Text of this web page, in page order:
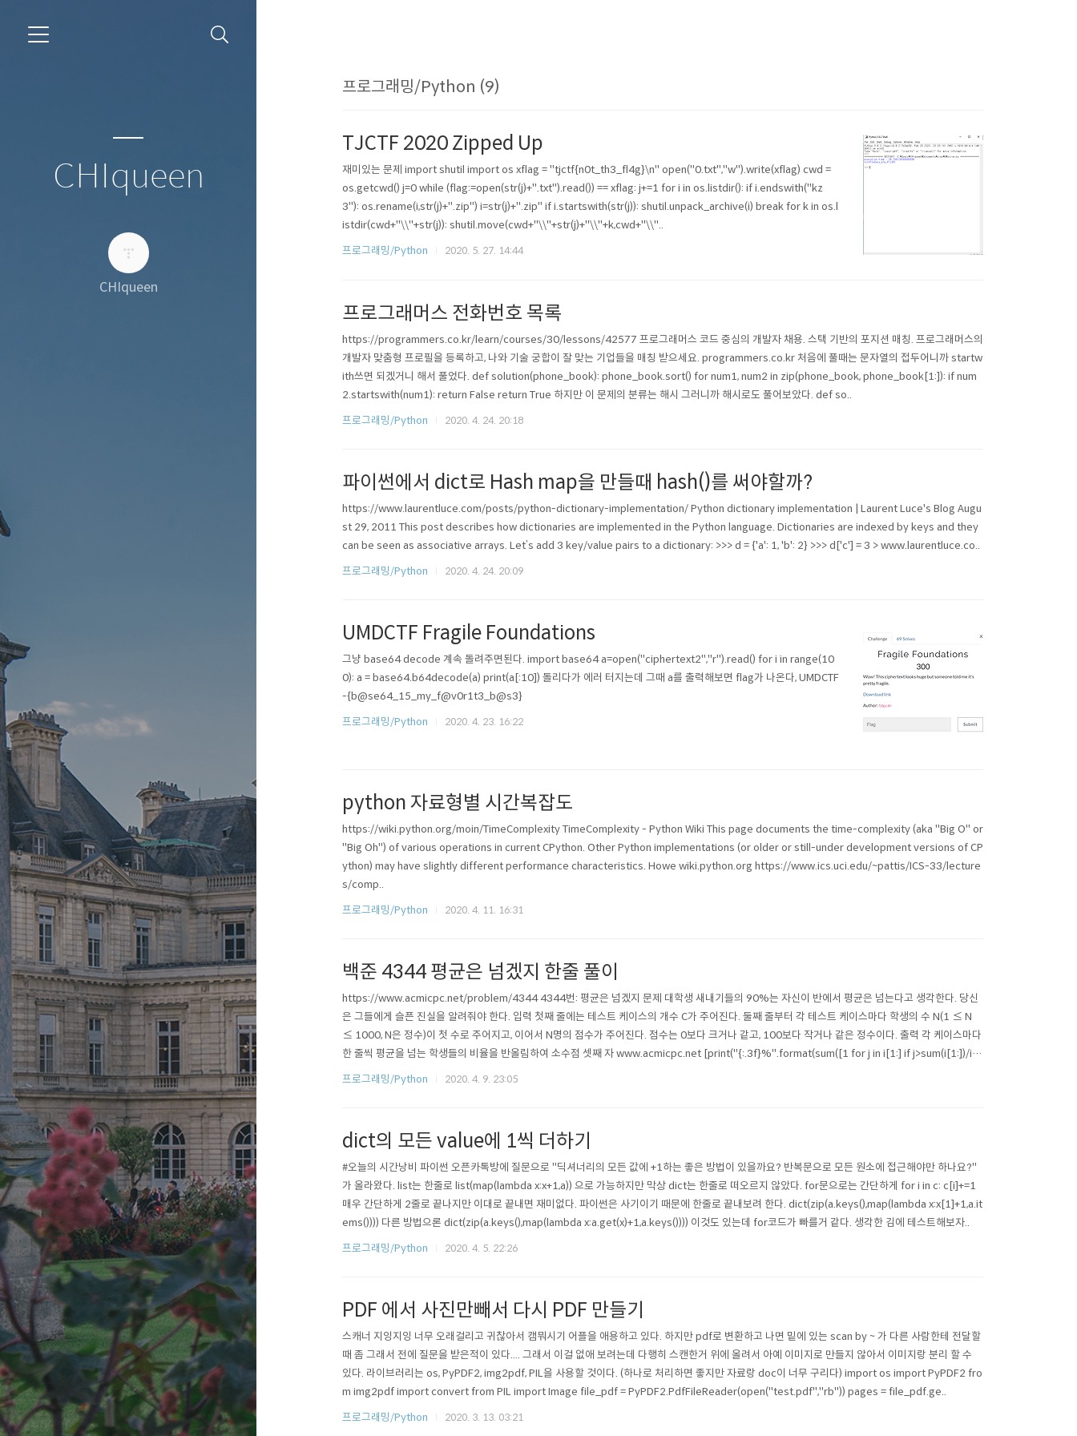
CHIqueen
CHIqueen
프로그래밍/Python (9)
TJCTF 2020 Zipped Up
재미있는 문제 import shutil import os xflag = "tjctf{n0t_th3_fl4g}\n" open("0.txt","w").write(xflag) cwd =
os.getcwd() j=0 while (flag:=open(str(j)+".txt").read()) == xflag: j+=1 for i in os.listdir(): if i.endswith("kz
3"): os.rename(i,str(j)+".zip") i=str(j)+".zip" if i.startswith(str(j)): shutil.unpack_archive(i) break for k in os.l
istdir(cwd+"\\"+str(j)): shutil.move(cwd+"\\"+str(j)+"\\"+k,cwd+"\\"..
프로그래밍/Python
2020. 5. 27. 14:44
프로그래머스 전화번호 목록
https://programmers.co.kr/learn/courses/30/lessons/42577 프로그래머스 코드 중심의 개발자 채용. 스택 기반의 포지션 매칭. 프로그래머스의
개발자 맞춤형 프로필을 등록하고, 나와 기술 궁합이 잘 맞는 기업들을 매칭 받으세요. programmers.co.kr 처음에 풀때는 문자열의 접두어니까 startw
ith쓰면 되겠거니 해서 풀었다. def solution(phone_book): phone_book.sort() for num1, num2 in zip(phone_book, phone_book[1:]): if num
2.startswith(num1): return False return True 하지만 이 문제의 분류는 해시 그러니까 해시로도 풀어보았다. def so..
프로그래밍/Python
2020. 4. 24. 20:18
파이썬에서 dict로 Hash map을 만들때 hash()를 써야할까?
https://www.laurentluce.com/posts/python-dictionary-implementation/ Python dictionary implementation | Laurent Luce's Blog Augu
st 29, 2011 This post describes how dictionaries are implemented in the Python language. Dictionaries are indexed by keys and they
can be seen as associative arrays. Let’s add 3 key/value pairs to a dictionary: >>> d = {'a': 1, 'b': 2} >>> d['c'] = 3 > www.laurentluce.co..
프로그래밍/Python
2020. 4. 24. 20:09
UMDCTF Fragile Foundations
그냥 base64 decode 계속 돌려주면된다. import base64 a=open("ciphertext2","r").read() for i in range(10
0): a = base64.b64decode(a) print(a[:10]) 돌리다가 에러 터지는데 그때 a를 출력해보면 flag가 나온다, UMDCTF
-{b@se64_15_my_f@v0r1t3_b@s3}
프로그래밍/Python
2020. 4. 23. 16:22
python 자료형별 시간복잡도
https://wiki.python.org/moin/TimeComplexity TimeComplexity - Python Wiki This page documents the time-complexity (aka "Big O" or
"Big Oh") of various operations in current CPython. Other Python implementations (or older or still-under development versions of CP
ython) may have slightly different performance characteristics. Howe wiki.python.org https://www.ics.uci.edu/~pattis/ICS-33/lecture
s/comp..
프로그래밍/Python
2020. 4. 11. 16:31
백준 4344 평균은 넘겠지 한줄 풀이
https://www.acmicpc.net/problem/4344 4344번: 평균은 넘겠지 문제 대학생 새내기들의 90%는 자신이 반에서 평균은 넘는다고 생각한다. 당신
은 그들에게 슬픈 진실을 알려줘야 한다. 입력 첫째 줄에는 테스트 케이스의 개수 C가 주어진다. 둘째 줄부터 각 테스트 케이스마다 학생의 수 N(1 ≤ N
≤ 1000, N은 정수)이 첫 수로 주어지고, 이어서 N명의 점수가 주어진다. 점수는 0보다 크거나 같고, 100보다 작거나 같은 정수이다. 출력 각 케이스마다
한 줄씩 평균을 넘는 학생들의 비율을 반올림하여 소수점 셋째 자 www.acmicpc.net [print("{:.3f}%".format(sum([1 for j in i[1:] if j>sum(i[1:])/i
[0]])/i[0]..
프로그래밍/Python 2020. 4. 9. 23:05
dict의 모든 value에 1씩 더하기
#오늘의 시간낭비 파이썬 오픈카톡방에 질문으로 "딕셔너리의 모든 값에 +1하는 좋은 방법이 있을까요? 반복문으로 모든 원소에 접근해야만 하나요?"
가 올라왔다. list는 한줄로 list(map(lambda x:x+1,a)) 으로 가능하지만 막상 dict는 한줄로 떠오르지 않았다. for문으로는 간단하게 for i in c: c[i]+=1
매우 간단하게 2줄로 끝나지만 이대로 끝내면 재미없다. 파이썬은 사기이기 때문에 한줄로 끝내보려 한다. dict(zip(a.keys(),map(lambda x:x[1]+1,a.it
ems()))) 다른 방법으론 dict(zip(a.keys(),map(lambda x:a.get(x)+1,a.keys()))) 이것도 있는데 for코드가 빠를거 같다. 생각한 김에 테스트해보자..
프로그래밍/Python
2020. 4. 5. 22:26
PDF 에서 사진만빼서 다시 PDF 만들기
스캐너 지잉지잉 너무 오래걸리고 귀찮아서 캠뭐시기 어플을 애용하고 있다. 하지만 pdf로 변환하고 나면 밑에 있는 scan by ~ 가 다른 사람한테 전달할
때 좀 그래서 전에 질문을 받은적이 있다.... 그래서 이걸 없애 보려는데 다행히 스캔한거 위에 올려서 아예 이미지로 만들지 않아서 이미지랑 분리 할 수
있다. 라이브러리는 os, PyPDF2, img2pdf, PIL을 사용할 것이다. (하나로 처리하면 좋지만 자료랑 doc이 너무 구리다) import os import PyPDF2 fro
m img2pdf import convert from PIL import Image file_pdf = PyPDF2.PdfFileReader(open("test.pdf","rb")) pages = file_pdf.ge..
프로그래밍/Python
2020. 3. 13. 03:21